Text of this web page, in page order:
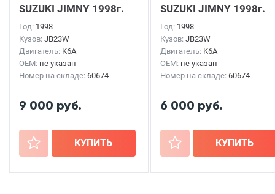
SUZUKI JIMNY 1998г.
Год: 1998
Кузов: JB23W
Двигатель: K6A
OEM: не указан
Номер на складе: 60674
9 000 руб.
+ КУПИТЬ
SUZUKI JIMNY 1998г.
Год: 1998
Кузов: JB23W
Двигатель: K6A
OEM: не указан
Номер на складе: 60674
6 000 руб.
+ КУПИТЬ